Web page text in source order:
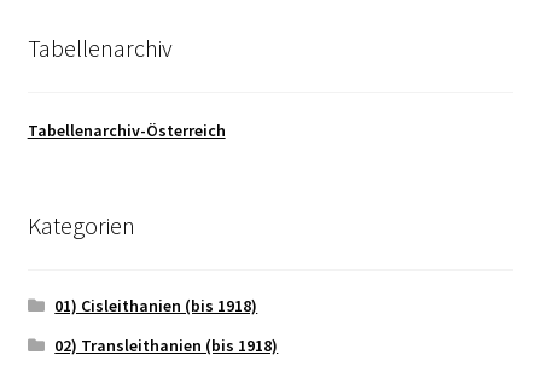
Tabellenarchiv
Tabellenarchiv-Österreich
Kategorien
01) Cisleithanien (bis 1918)
02) Transleithanien (bis 1918)